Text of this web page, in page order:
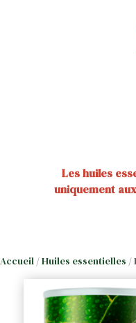
Les huiles
uniquement
Accueil /Huiles essentielles /